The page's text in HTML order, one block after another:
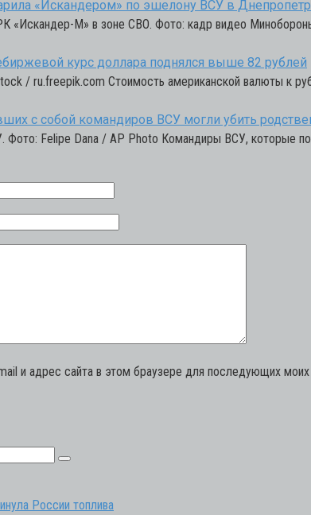
«Искандером» по эшелону ВСУ в
«Искандер-М» в зоне СВО. Фото: кадр видео
курс доллара поднялся выше 82 рублей
/ ru.freepik.com Стоимость американской валюты к
с собой командиров ВСУ могли убить
Фото: Felipe Dana / AP Photo Командиры ВСУ, которые по
и адрес сайта в этом браузере для последующих
России топлива